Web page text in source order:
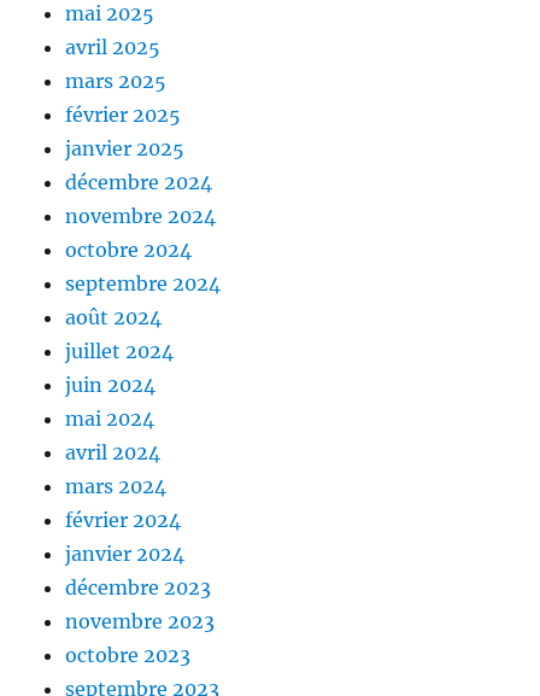
mai 2025
avril 2025
mars 2025
février 2025
janvier 2025
décembre 2024
novembre 2024
octobre 2024
septembre 2024
août 2024
juillet 2024
juin 2024
mai 2024
avril 2024
mars 2024
février 2024
janvier 2024
décembre 2023
novembre 2023
octobre 2023
septembre 2023